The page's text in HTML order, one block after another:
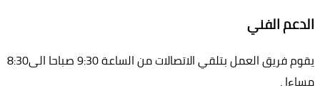
الدعم الفني
يقوم فريق العمل بتلقي الاتصالات من الساعة 9:30 صباحا الى8:30
مساءا .